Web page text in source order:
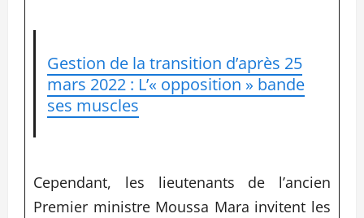
Gestion de la transition d’après 25
mars 2022 : L’« opposition » bande
ses muscles
Cependant, les lieutenants de l’ancien
Premier ministre Moussa Mara invitent les